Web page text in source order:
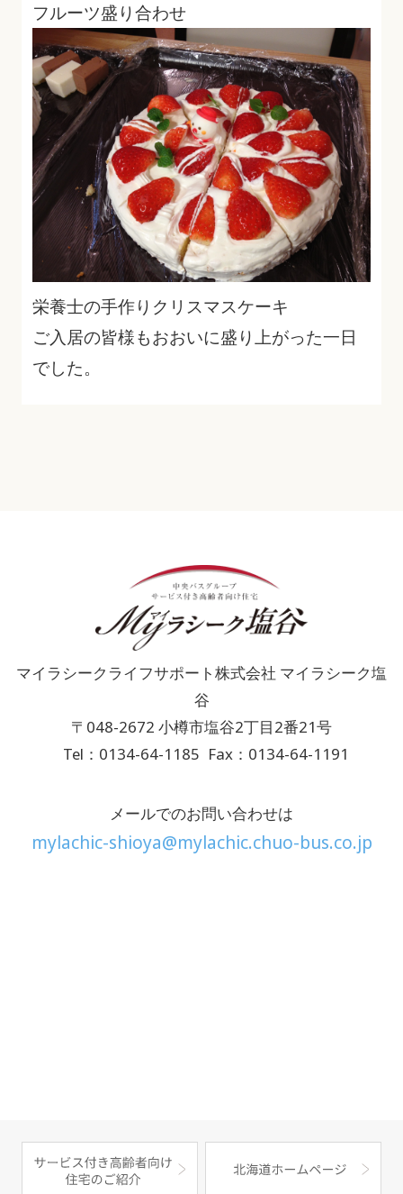
フルーツ盛り合わせ
栄養士の手作りクリスマスケーキ
ご入居の皆様もおおいに盛り上がった一日
でした。
マイラシークライフサポート株式会社 マイラシーク塩
谷
〒048-2672 小樽市塩谷2丁目2番21号
Tel：0134-64-1185 Fax：0134-64-1191
メールでのお問い合わせは
mylachic-shioya@mylachic.chuo-bus.co.jp